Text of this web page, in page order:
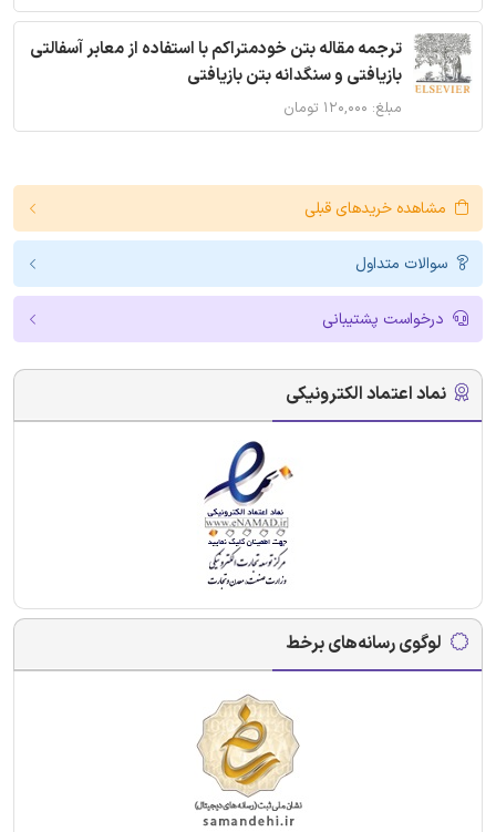
ترجمه مقاله بتن خودمتراکم با استفاده از معابر آسفالتی
بازیافتی و سنگدانه بتن بازیافتی
مبلغ: ۱۲۰,۰۰۰ تومان
مشاهده خریدهای قبلی
سوالات متداول
درخواست پشتیبانی
نماد اعتماد الکترونیکی
لوگوی رسانه‌های برخط